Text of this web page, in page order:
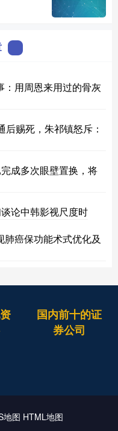
：用周恩来用过的骨灰
赐死，朱祁镇怒斥：
成多次眼壁置换，将
论中韩影视尺度时
癌保功能术式优化及
国内前十的证
券公司
地图 HTML地图